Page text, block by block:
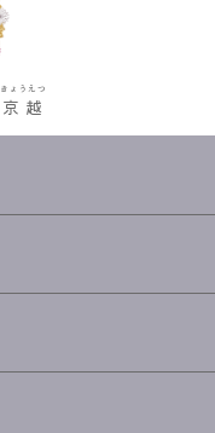
京越
きょうえつ